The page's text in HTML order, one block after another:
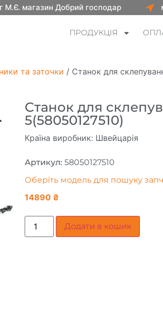
М.Є. магазин Добрий господар
ПРОДУКЦІЯ
та заточки / Станок для
Станок для
5(58050127510)
Країна виробник: Швейцарія
Артикул: 58050127510
Оберіть модель для пошуку
14890 ₴
Додати в кошик